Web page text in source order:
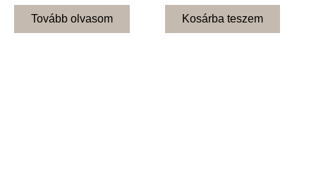
/
Tovább olvasom
/
Kosárba teszem